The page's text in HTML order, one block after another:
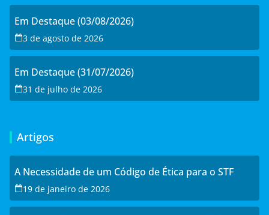
Em Destaque (03/08/2026)
3 de agosto de 2026
Em Destaque (31/07/2026)
31 de julho de 2026
Artigos
A Necessidade de um Código de Ética para o STF
19 de janeiro de 2026